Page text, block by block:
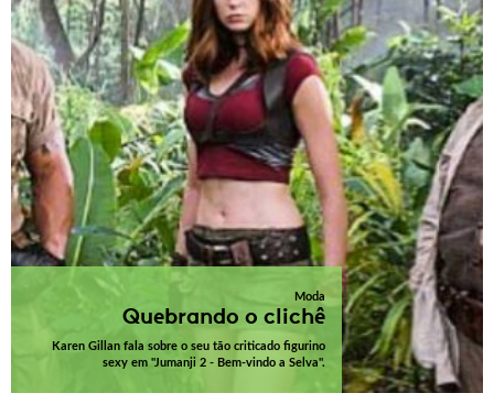
Moda
Quebrando o clichê
Karen Gillan fala sobre o seu tão criticado figurino
sexy em "Jumanji 2 - Bem-vindo a Selva".